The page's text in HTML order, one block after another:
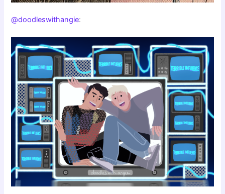
@doodleswithangie: